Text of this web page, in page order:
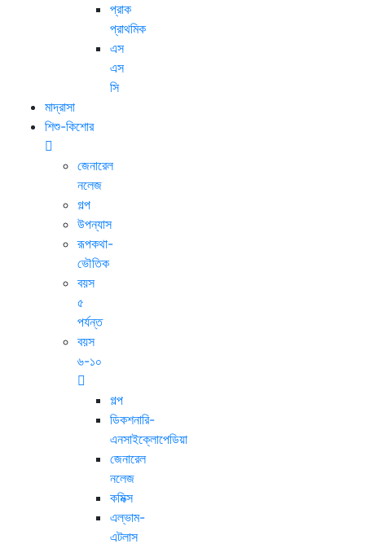
প্রাক
প্রাথমিক
এস
এস
সি
মাদ্রাসা
শিশু-কিশোর
জেনারেল
নলেজ
গল্প
উপন্যাস
রূপকথা-
ভৌতিক
বয়স
৫
পর্যন্ত
বয়স
৬-১০
গল্প
ডিকশনারি-
এনসাইক্লোপেডিয়া
জেনারেল
নলেজ
কমিক্স
এল্ভাম-
এটলাস